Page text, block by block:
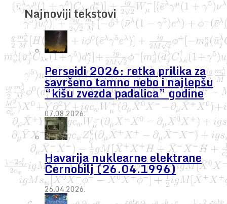
Najnoviji tekstovi
Perseidi 2026: retka prilika za
savršeno tamno nebo i najlepšu
“kišu zvezda padalica” godine
07.08.2026.
Havarija nuklearne elektrane
Černobilj (26.04.1996)
26.04.2026.